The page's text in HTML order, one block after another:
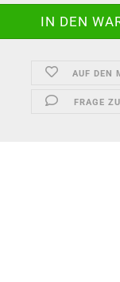
AUF DEN
FRAGE